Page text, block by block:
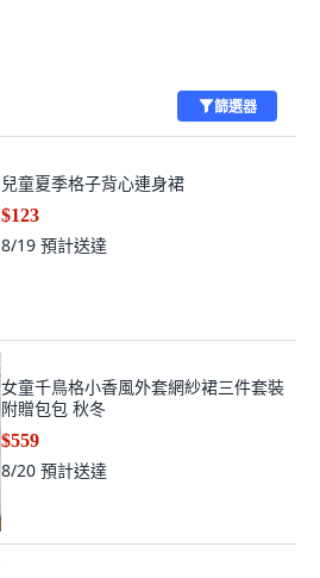
篩選器
兒童夏季格子背心連身裙
$123
8/19 預計送達
女童千鳥格小香風外套網紗裙三件套裝
附贈包包 秋冬
$559
8/20 預計送達